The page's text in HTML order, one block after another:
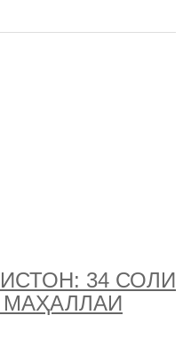
34 СОЛИ